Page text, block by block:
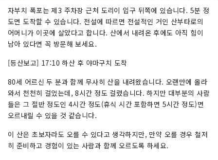
자부치 폭포는 제3 주차장 근처 도리이 입구 뒤쪽에 있습니다. 5분 정
도면 도착할 수 있습니다. 전설에 따르면 전설적인 거인 산부타로의
어머니가 이곳에 살았다고 합니다. 산에서 내려온 후에도 아직 힘이
남아 있다면 꼭 방문해 보세요.
[등산보고] 17:10 하산 후 야마구치 도착
80세 어르신 두 분과 함께 무사히 산을 내려왔습니다. 오랜만에 올라
와서 천천히 걸었는데, 8시간 정도 걸렸습니다. 하지만 대부분의 사람
들은 그 절반 정도인 4시간 정도(휴식 시간 포함하면 5시간 정도)면
오르내릴 수 있을 것 같습니다.
이 산은 초보자라도 오를 수 있다고 생각하지만, 만약 오를 경우 철저
히 준비하고 경험이 있는 사람과 함께 오르도록 하세요.